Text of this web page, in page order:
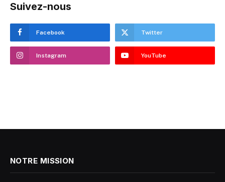
Suivez-nous
Facebook Twitter
Instagram YouTube
NOTRE MISSION